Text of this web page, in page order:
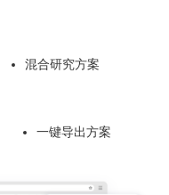
混合研究方案
一键导出方案